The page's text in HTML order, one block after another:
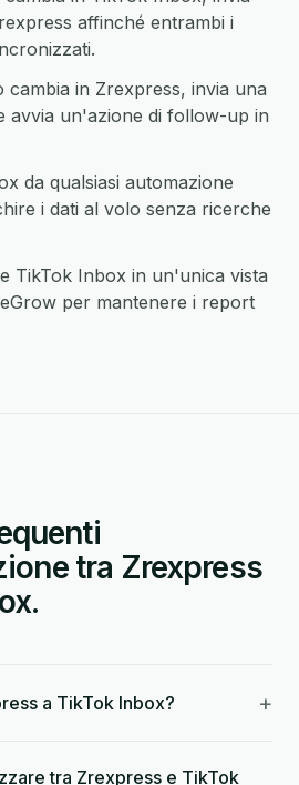
affinché entrambi i
in Zrexpress, invia una
avvia un'azione di follow-up in
da qualsiasi automazione
i dati al volo senza ricerche
TikTok Inbox in un'unica vista
per mantenere i report
tra Zrexpress
a TikTok Inbox? +
tra Zrexpress e TikTok